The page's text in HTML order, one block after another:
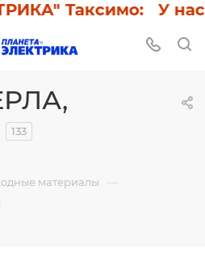
Таксимо: У нас
133
материалы —